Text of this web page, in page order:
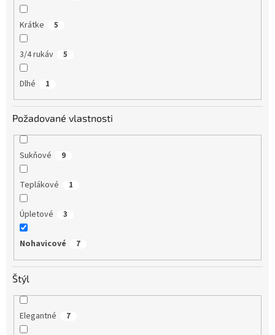
Krátke 5
3/4 rukáv 5
Dlhé 1
Požadované vlastnosti
Sukňové 9
Teplákové 1
Úpletové 3
Nohavicové 7
Štýl
Elegantné 7